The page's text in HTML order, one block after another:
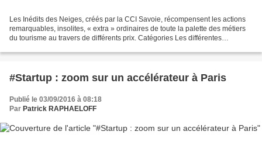
Les Inédits des Neiges, créés par la CCI Savoie, récompensent les actions
remarquables, insolites, « extra » ordinaires de toute la palette des métiers
du tourisme au travers de différents prix. Catégories Les différentes
#Startup : zoom sur un accélérateur à Paris
Publié le 03/09/2016 à 08:18
Par Patrick RAPHAELOFF